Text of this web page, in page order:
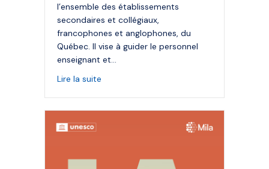
l’ensemble des établissements
secondaires et collégiaux,
francophones et anglophones, du
Québec. Il vise à guider le personnel
enseignant et…
Lire la suite